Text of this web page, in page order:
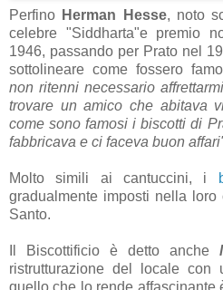
Perfino Herman Hesse, noto
celebre "Siddharta"e premio
1946, passando per Prato nel
sottolineare come fossero
non ritenni necessario
trovare un amico che abitava
come sono famosi i biscotti di
fabbricava e ci faceva buon
Molto simili ai cantuccini, i
gradualmente imposti nella
Santo.
Il Biscottificio è detto anche
ristrutturazione del locale con
quello che lo rende affascinante